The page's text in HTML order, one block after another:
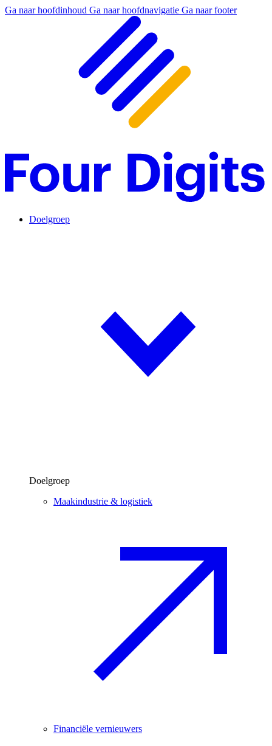
Ga naar hoofdinhoud Ga naar hoofdnavigatie Ga naar footer
Doelgroep
Doelgroep
Maakindustrie & logistiek
Financiële vernieuwers